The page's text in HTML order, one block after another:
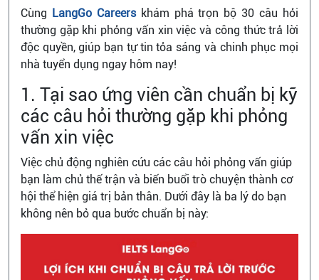
Cùng LangGo Careerskhám phá trọn bộ 30 câu hỏi
thường gặp khi phỏng vấn xin việc và công thức trả lời
độc quyền, giúp bạn tự tin tỏa sáng và chinh phục mọi
nhà tuyển dụng ngay hôm nay!
1. Tại sao ứng viên cần chuẩn bị kỹ
các câu hỏi thường gặp khi phỏng
vấn xin việc
Việc chủ động nghiên cứu các câu hỏi phỏng vấn giúp
bạn làm chủ thế trận và biến buổi trò chuyện thành cơ
hội thể hiện giá trị bản thân. Dưới đây là ba lý do bạn
không nên bỏ qua bước chuẩn bị này: